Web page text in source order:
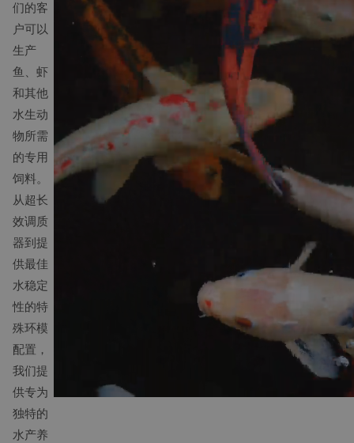
们的客
户可以
生产
鱼、虾
和其他
水生动
物所需
的专用
饲料。
从超长
效调质
器到提
供最佳
水稳定
性的特
殊环模
配置，
我们提
供专为
独特的
水产养